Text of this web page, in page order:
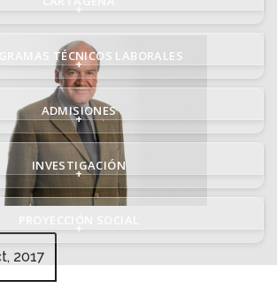
+
TÉCNICOS LABORALES
+
ADMISIONES
+
INVESTIGACIÓN
+
+
2017